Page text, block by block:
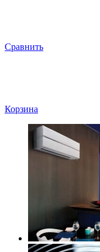
Сравнить
Корзина